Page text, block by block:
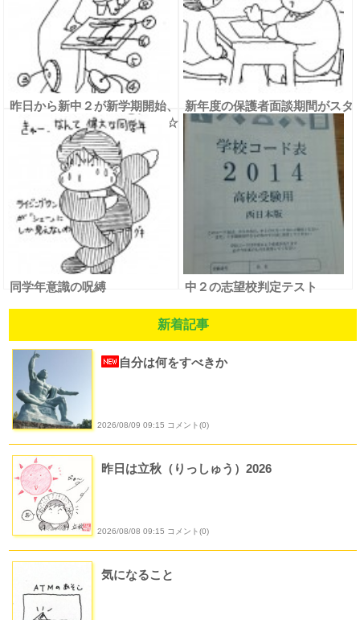
昨日から新中２が新学期開始、
そして中１は初めての夜授業☆
新年度の保護者面談期間がスタ
ート
同学年意識の呪縛 中２の志望校判定テスト
新着記事
自分は何をすべきか
2026/08/09 09:15 コメント(0)
昨日は立秋（りっしゅう）2026
2026/08/08 09:15 コメント(0)
気になること